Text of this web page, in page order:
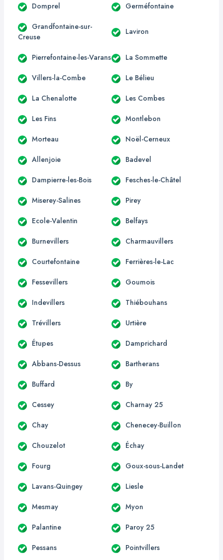
Domprel Germéfontaine
Grandfontaine-sur-
Creuse
Laviron
Pierrefontaine-les-Varans La Sommette
Villers-la-Combe Le Bélieu
La Chenalotte Les Combes
Les Fins Montlebon
Morteau Noël-Cerneux
Allenjoie Badevel
Dampierre-les-Bois Fesches-le-Châtel
Miserey-Salines Pirey
Ecole-Valentin Belfays
Burnevillers Charmauvillers
Courtefontaine Ferrières-le-Lac
Fessevillers Goumois
Indevillers Thiébouhans
Trévillers Urtière
Étupes Damprichard
Abbans-Dessus Bartherans
Buffard By
Cessey Charnay 25
Chay Chenecey-Buillon
Chouzelot Échay
Fourg Goux-sous-Landet
Lavans-Quingey Liesle
Mesmay Myon
Palantine Paroy 25
Pessans Pointvillers